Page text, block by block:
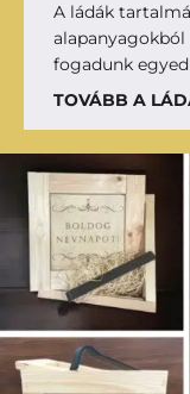
A ládák
alapanyagokból
fogadunk
TOVÁBB A